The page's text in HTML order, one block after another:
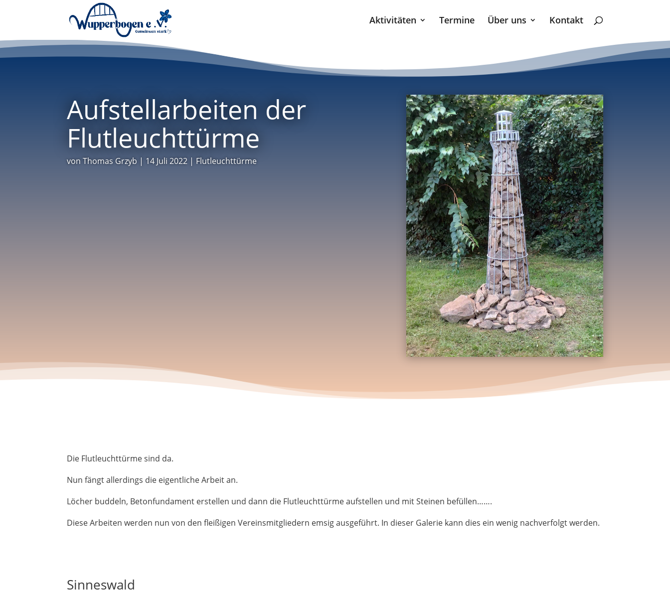
Aktivitäten Termine Über uns Kontakt
Aufstellarbeiten der
Flutleuchttürme
vonThomas Grzyb | 14 Juli 2022 | Flutleuchttürme
Die Flutleuchttürme sind da.
Nun fängt allerdings die eigentliche Arbeit an.
Löcher buddeln, Betonfundament erstellen und dann die Flutleuchttürme aufstellen und mit Steinen befüllen…….
Diese Arbeiten werden nun von den fleißigen Vereinsmitgliedern emsig ausgeführt. In dieser Galerie kann dies ein wenig nachverfolgt werden.
Sinneswald